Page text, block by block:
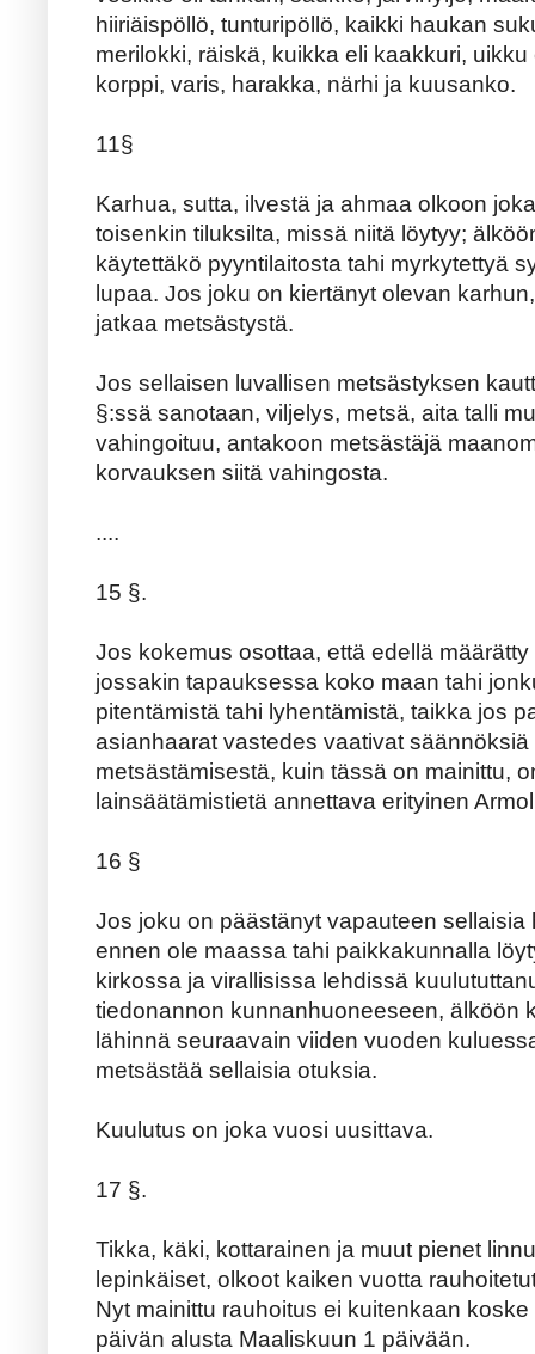
hiiriäispöllö, tunturipöllö, kaikki haukan
merilokki, räiskä, kuikka eli kaakkuri,
korppi, varis, harakka, närhi ja kuusanko.
11§
Karhua, sutta, ilvestä ja ahmaa olkoon
toisenkin tiluksilta, missä niitä löytyy;
käytettäkö pyyntilaitosta tahi myrkytettyä
lupaa. Jos joku on kiertänyt olevan
jatkaa metsästystä.
Jos sellaisen luvallisen metsästyksen
§:ssä sanotaan, viljelys, metsä, aita talli
vahingoituu, antakoon metsästäjä
korvauksen siitä vahingosta.
....
15 §.
Jos kokemus osottaa, että edellä
jossakin tapauksessa koko maan tahi
pitentämistä tahi lyhentämistä, taikka jos
asianhaarat vastedes vaativat
metsästämisestä, kuin tässä on mainittu,
lainsäätämistietä annettava erityinen
16 §
Jos joku on päästänyt vapauteen sellaisia
ennen ole maassa tahi paikkakunnalla
kirkossa ja virallisissa lehdissä
tiedonannon kunnanhuoneeseen, älköön
lähinnä seuraavain viiden vuoden
metsästää sellaisia otuksia.
Kuulutus on joka vuosi uusittava.
17 §.
Tikka, käki, kottarainen ja muut pienet
lepinkäiset, olkoot kaiken vuotta
Nyt mainittu rauhoitus ei kuitenkaan
päivän alusta Maaliskuun 1 päivään.